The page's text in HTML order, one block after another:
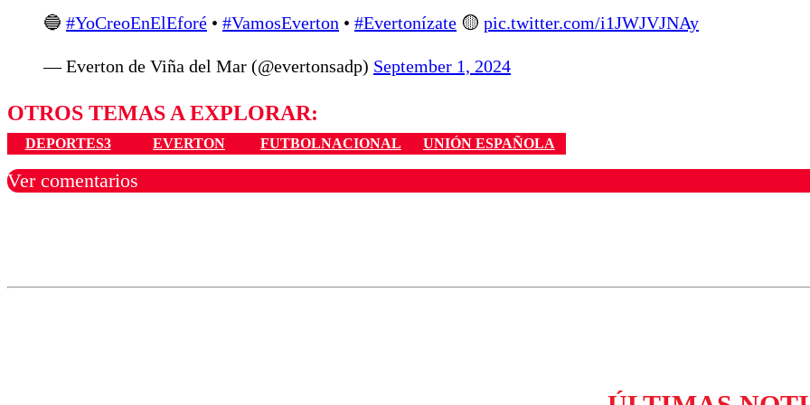
🔵 #YoCreoEnElEforé • #VamosEverton • #Evertonízate 🟡 pic.twitter.com/i1JWJVJNAy
— Everton de Viña del Mar (@evertonsadp) September 1, 2024
OTROS TEMAS A EXPLORAR:
DEPORTES3 EVERTON FUTBOLNACIONAL UNIÓN ESPAÑOLA
Ver comentarios